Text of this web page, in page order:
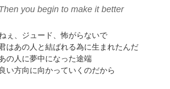
you begin to make it better
ぇ、ジュード、怖がらないで
はあの人と結ばれる為に生まれたんだ
の人に夢中になった途端
良い方向に向かっていくのだから